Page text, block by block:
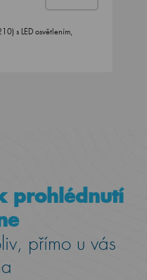
s LED osvětlením,
prohlédnutí
přímo u vás